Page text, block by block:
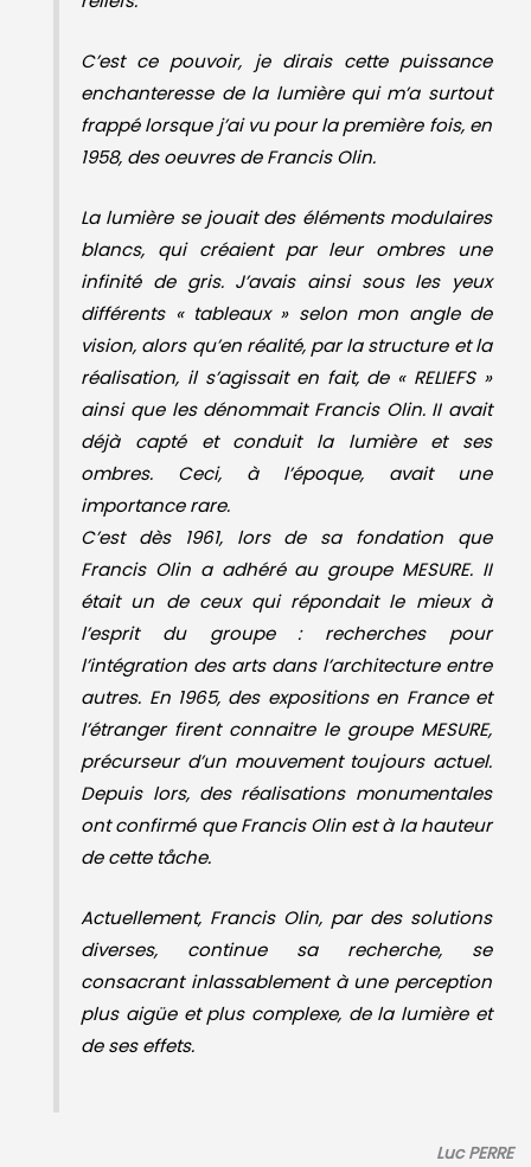
C’est ce pouvoir, je dirais cette puissance
enchanteresse de la lumière qui m’a surtout
frappé lorsque j’ai vu pour la première fois, en
1958, des oeuvres de Francis Olin.
La lumière se jouait des éléments modulaires
blancs, qui créaient par leur ombres une
infinité de gris. J’avais ainsi sous les yeux
différents « tableaux » selon mon angle de
vision, alors qu’en réalité, par la structure et la
réalisation, il s’agissait en fait, de « RELIEFS »
ainsi que les dénommait Francis Olin. II avait
déjà capté et conduit la lumière et ses
ombres. Ceci, à l’époque, avait une
importance rare.
C’est dès 1961, lors de sa fondation que
Francis Olin a adhéré au groupe MESURE. II
était un de ceux qui répondait le mieux à
l’esprit du groupe : recherches pour
l’intégration des arts dans l’architecture entre
autres. En 1965, des expositions en France et
l’étranger firent connaitre le groupe MESURE,
précurseur d’un mouvement toujours actuel.
Depuis lors, des réalisations monumentales
ont confirmé que Francis Olin est à la hauteur
de cette tåche.
Actuellement, Francis Olin, par des solutions
diverses, continue sa recherche, se
consacrant inlassablement à une perception
plus aigüe et plus complexe, de la lumière et
de ses effets.
Luc PERRE